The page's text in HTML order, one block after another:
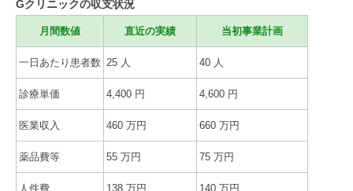
Gクリニックの収支状況
月間数値 直近の実績 当初事業計画
一日あたり患者数 25 人 40 人
診療単価 4,400 円 4,600 円
医業収入 460 万円 660 万円
薬品費等 55 万円 75 万円
人件費 138 万円 140 万円